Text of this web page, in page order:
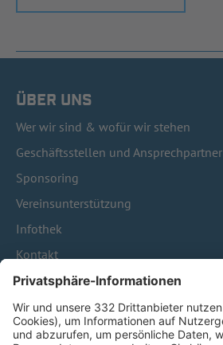
ÜBER UNS
Wer wir sind & wofür wir stehen
Geschäftsstellen und Ansprechpartner
Sponsoring
Vereinsunterstützung
Infothek
Kontakt
HÄUFIG BESUCHTE SEITEN
Pässe und Vereinswechsel